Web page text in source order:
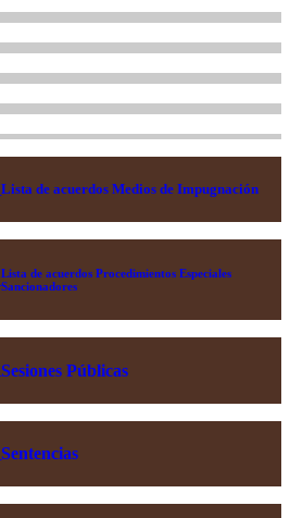
Lista de acuerdos Medios de Impugnación
Lista de acuerdos Procedimientos Especiales
Sancionadores
Sesiones Públicas
Sentencias